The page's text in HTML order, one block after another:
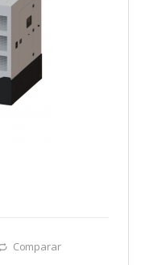
Comparar